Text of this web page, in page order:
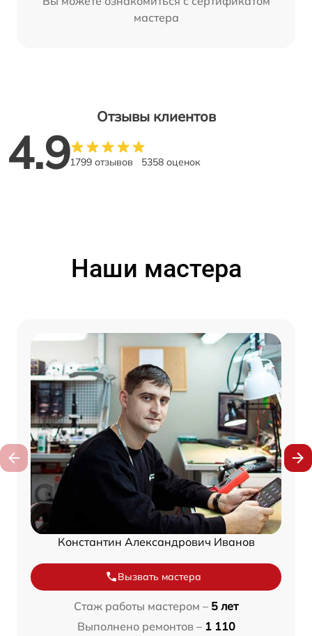
мастера
Отзывы клиентов
4.91799 отзывов 5358 оценок
Наши мастера
Константин Александрович Иванов
Вызвать мастера
Стаж работы мастером – 5 лет
Выполнено ремонтов – 1 110